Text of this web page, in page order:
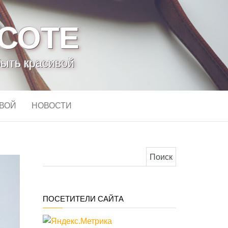
красивой
НОВОСТИ
ПОСЕТИТЕЛИ САЙТА